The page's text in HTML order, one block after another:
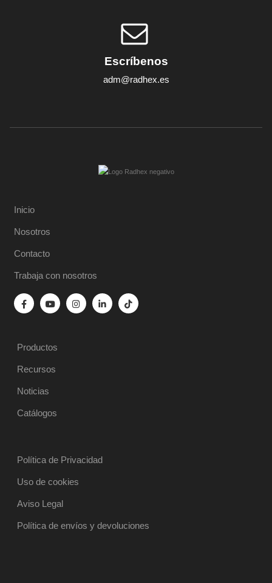
Escríbenos
adm@radhex.es
Inicio
Nosotros
Contacto
Trabaja con nosotros
Productos
Recursos
Noticias
Catálogos
Política de Privacidad
Uso de cookies
Aviso Legal
Política de envíos y devoluciones